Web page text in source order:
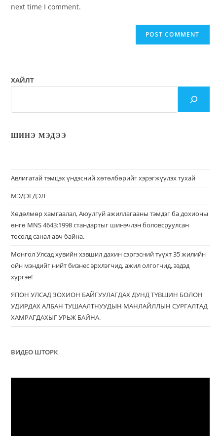
next time I comment.
ХАЙЛТ
ШИНЭ МЭДЭЭ
Авлигатай тэмцэх үндэсний хөтөлбөрийг хэрэгжүүлэх тухай
МЭДЭГДЭЛ
Хөдөлмөр хамгаалал, Аюулгүй ажиллагааны тэмдэг ба дохионы
өнгө MNS 4643:1998 стандартыг шинэчлэн боловсруулсан
төсөлд санал авч байна.
Монгол Улсад хувийн хэвшил дахин сэргэсний түүхт 35 жилийн
ойн мэндийг нийт бизнес эрхлэгчид, ажил олгогчид, эздэд
хүргэе!
ЯПОН УЛСАД ЗОХИОН БАЙГУУЛАГДАХ ДУНД ТҮВШИН БОЛОН
УДИРДАХ АЛБАН ТУШААЛТНУУДЫН МАНЛАЙЛЛЫН СУРГАЛТАД
ХАМРАГДАХЫГ УРЬЖ БАЙНА.
ВИДЕО ШТОРК